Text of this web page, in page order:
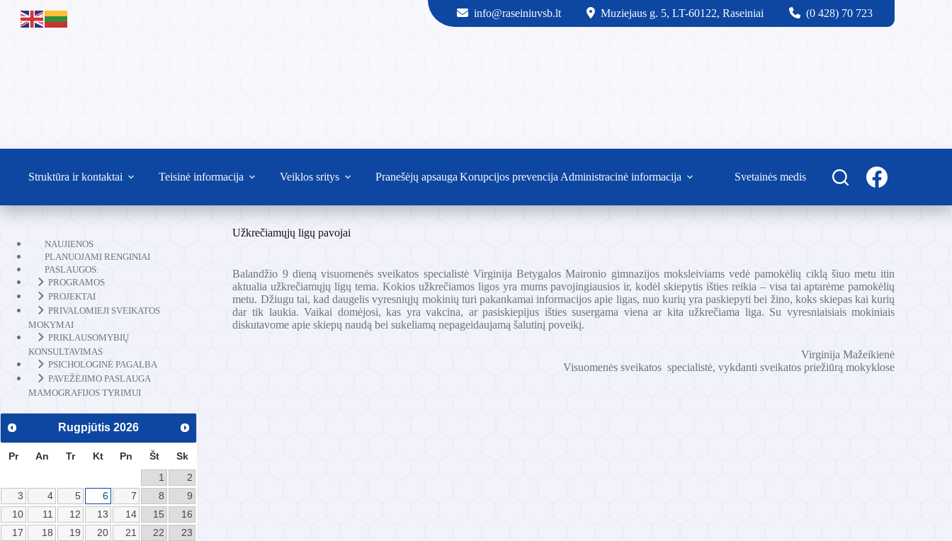
content
info@raseiniuvsb.lt Muziejaus g. 5, LT-60122, Raseiniai (0 428) 70 723
Struktūra ir kontaktai Teisinė informacija Veiklos sritys Pranešėjų apsauga Korupcijos prevencija Administracinė informacija Svetainės medis
Užkrečiamųjų ligų pavojai
Balandžio 9 dieną visuomenės sveikatos specialistė Virginija Betygalos Maironio gimnazijos moksleiviams vedė pamokėlių ciklą šiuo metu itin
aktualia užkrečiamųjų ligų tema. Kokios užkrečiamos ligos yra mums pavojingiausios ir, kodėl skiepytis išties reikia – visa tai aptarėme pamokėlių
metu. Džiugu tai, kad daugelis vyresniųjų mokinių turi pakankamai informacijos apie ligas, nuo kurių yra paskiepyti bei žino, koks skiepas kai kurių
dar tik laukia. Vaikai domėjosi, kas yra vakcina, ar pasiskiepijus išties susergama viena ar kita užkrečiama liga. Su vyresniaisiais mokiniais
diskutavome apie skiepų naudą bei sukeliamą nepageidaujamą šalutinį poveikį.
Virginija Mažeikienė
Visuomenės sveikatos specialistė, vykdanti sveikatos priežiūrą mokyklose
NAUJIENOS
PLANUOJAMI RENGINIAI
PASLAUGOS:
PROGRAMOS
PROJEKTAI
PRIVALOMIEJI SVEIKATOS
MOKYMAI
PRIKLAUSOMYBIŲ
KONSULTAVIMAS
PSICHOLOGINĖ PAGALBA
PAVEŽĖJIMO PASLAUGA
MAMOGRAFIJOS TYRIMUI
Rugpjūtis 2026
Pr An Tr Kt Pn Št
Sk
1
2
3
4 5 6 7 8
9
10
11 12 13 14 15
16
17
18 19 20 21 22
23